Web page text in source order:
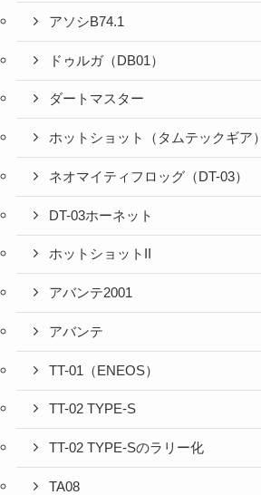
アソシB74.1
ドゥルガ（DB01）
ダートマスター
ホットショット（タムテックギア）
ネオマイティフロッグ（DT-03）
DT-03ホーネット
ホットショットII
アバンテ2001
アバンテ
TT-01（ENEOS）
TT-02 TYPE-S
TT-02 TYPE-Sのラリー化
TA08